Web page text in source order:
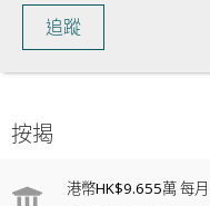
按揭
港幣HK$9.655萬每月
追蹤